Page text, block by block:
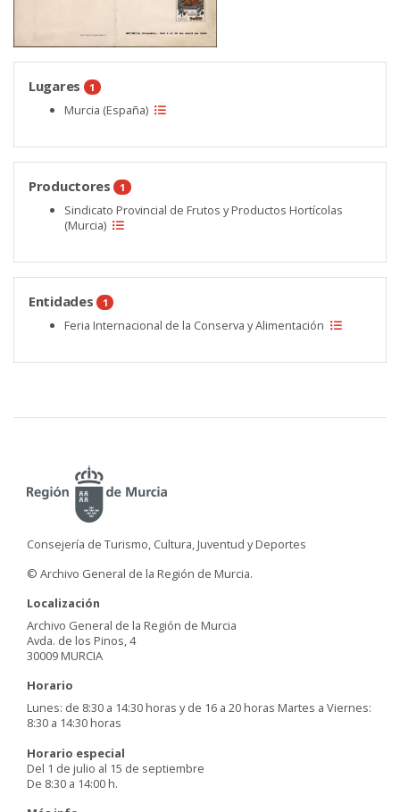
Lugares 1
Murcia (España)
Productores 1
Sindicato Provincial de Frutos y Productos Hortícolas
(Murcia)
Entidades 1
Feria Internacional de la Conserva y Alimentación
Consejería de Turismo, Cultura, Juventud y Deportes
© Archivo General de la Región de Murcia.
Localización
Archivo General de la Región de Murcia
Avda. de los Pinos, 4
30009 MURCIA
Horario
Lunes: de 8:30 a 14:30 horas y de 16 a 20 horas Martes a Viernes:
8:30 a 14:30 horas
Horario especial
Del 1 de julio al 15 de septiembre
De 8:30 a 14:00 h.